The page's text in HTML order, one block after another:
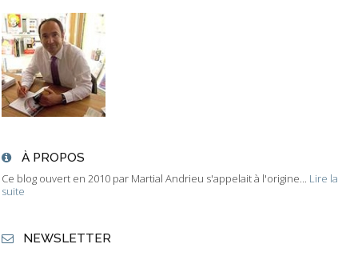
À PROPOS
Ce blog ouvert en 2010 par Martial Andrieu s'appelait à l'origine... Lire la
suite
NEWSLETTER